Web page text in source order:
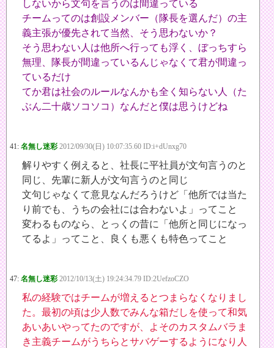
しないから文句を言うのは間違っている
チームってのは創設メンバー（隊長を選んだ）の主
義主張が優先されて当然、そう思わないか？
そう思わない人は他所へ行っても浮く、ぼっちすら
無理、隊長が間違っているんじゃなくて君が間違っ
ているだけ
てか君は社会のルールなんかも全く知らない人（た
ぶん二十歳ソコソコ）なんだと僕は思うけどね
41: 名無し迷彩 2012/09/30(日) 10:07:35.60 ID:i+dUnxg70
解りやすく例えると、社長に平社員が文句言うのと
同じ、先輩に新人が文句言うのと同じ
文句じゃなくて意見なんだろうけど「他所では当た
り前でも、うちの会社には合わないよ」ってこと
変わるものなら、とっくの昔に「他所と同じになっ
てるよ」ってこと、良くも悪くも特色ってこと
47: 名無し迷彩 2012/10/13(土) 19:24:34.79 ID:2UefzoCZO
私の経験ではチームが増えるとつまらなくなりまし
た。最初の頃は少人数でみんな箱だしを使って和気
あいあいやってたのですが、よそのカスタムバラま
き主義チームがうちらとサバゲーするようになり人